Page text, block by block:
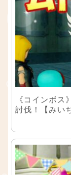
《コインボス
討伐！【みい